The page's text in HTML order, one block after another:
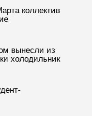
коллектив
вынесли из
холодильник